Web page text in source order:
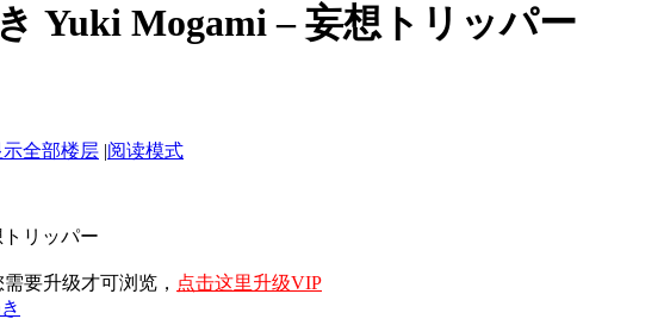
Yuki Mogami – 妄想トリッパー
示全部楼层 |阅读模式
リッパー
要升级才可浏览， 点击这里升级VIP